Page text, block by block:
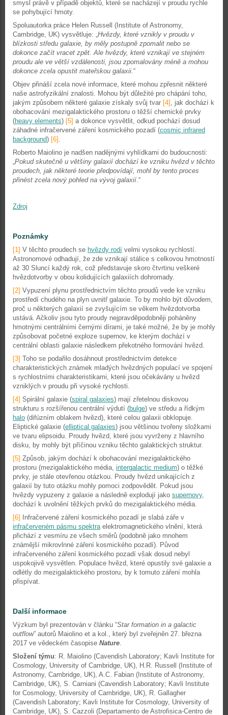
smysl právě v případě objektů, které se nacházejí v proudu rychle
se pohybující hmoty.
Spoluautorka práce Helen Russell (Institute of Astronomy,
Cambridge, UK) vysvětluje: „Hvězdy, které vznikly v proudu v
blízkosti středu galaxie, by měly postupně zpomalit nebo se
dokonce začít vracet zpět. Ale hvězdy, které vznikají ve stejném
proudu ale ve větší vzdálenosti, jsou zpomalovány méně a mohou
dokonce zcela opustit mateřskou galaxii.“
Objev přináší zcela nové informace, které mohou zpřesnit některé
naše astrofyzikální znalosti. Mohou být důležité pro chápání toho,
jakým způsobem některé galaxie získaly svůj tvar [4] , jak dochází k
obohacování mezigalaktického prostoru o těžší chemické prvky
(heavy elements) [5] a dokonce vysvětlit, odkud pochází dosud
záhadné infračervené záření kosmického pozadí (cosmic infrared
background) [6] .
Roberto Maiolino je nadšen nadějnými vyhlídkami do budoucnosti:
„Pokud skutečně u většiny galaxií dochází ke vzniku hvězd v těchto
proudech, jak některé teorie předpovídají, mohl by tento proces
přinést zcela nový pohled na vývoj galaxií.“
Zdroj
Poznámky
[1] V těchto proudech se hvězdy rodí velmi vysokou rychlostí.
Astronomové odhadují, že zde vznikají stálice s celkovou hmotností
až 30 Sluncí každý rok, což představuje skoro čtvrtinu veškeré
hvězdotvorby v obou kolidujících galaxiích dohromady.
[2] Vypuzení plynu prostřednictvím těchto proudů vede ke vzniku
prostředí chudého na plyn uvnitř galaxie. To by mohlo být důvodem,
proč u některých galaxií se zvyšujícím se věkem hvězdotvorba
ustává. Ačkoliv jsou tyto proudy nejpravděpodobněji poháněny
hmotnými centrálními černými dírami, je také možné, že by je mohly
způsobovat početné exploze supernov, ke kterým dochází v
centrální oblasti galaxie následkem překotného formování hvězd.
[3] Toho se podařilo dosáhnout prostřednictvím detekce
charakteristických známek mladých hvězdných populací ve spojení
s rychlostními charakteristikami, které jsou očekávány u hvězd
vzniklých v proudu při vysoké rychlosti.
[4] Spirální galaxie (spiral galaxies) mají zřetelnou diskovou
strukturu s rozšířenou centrální výdutí (bulge) ve středu a řídkým
halo (difúzním oblakem hvězd), které celou galaxii obklopuje.
Eliptické galaxie (elliptical galaxies) jsou většinou tvořeny složkami
ve tvaru elipsoidu. Proudy hvězd, které jsou vyvrženy z hlavního
disku, by mohly být příčinou vzniku těchto galaktických struktur.
[5] Způsob, jakým dochází k obohacování mezigalaktického
prostoru (mezigalaktického média, intergalactic medium) o těžké
prvky, je stále otevřenou otázkou. Proudy hvězd unikajících z
galaxií by tuto otázku mohly pomoci zodpovědět. Pokud jsou
hvězdy vypuzeny z galaxie a následně explodují jako supernovy,
dochází k uvolnění těžkých prvků do mezigalaktického média.
[6]
Infračervené záření kosmického pozadí je slabá záře v
infračerveném pásmu spektraelektromagnetického vlnění, která
přichází z vesmíru ze všech směrů (podobně jako mnohem
známější mikrovlnné záření kosmického pozadí). Původ
infračerveného záření kosmického pozadí však dosud nebyl
uspokojivě vysvětlen. Populace hvězd, které opustily své galaxie a
odlétly do mezigalaktického prostoru, by k tomuto záření mohla
přispívat.
Další informace
Výzkum byl prezentován v článku “Star formation in a galactic
outflow” autorů Maiolino et a kol., který byl zveřejněn 27. března
2017 ve vědeckém časopise Nature.
Složení týmu: R. Maiolino (Cavendish Laboratory; Kavli Institute for
Cosmology, University of Cambridge, UK), H.R. Russell (Institute of
Astronomy, Cambridge, UK), A.C. Fabian (Institute of Astronomy,
Cambridge, UK), S. Carniani (Cavendish Laboratory; Kavli Institute
for Cosmology, University of Cambridge, UK), R. Gallagher
(Cavendish Laboratory; Kavli Institute for Cosmology, University of
Cambridge, UK), S. Cazzoli (Departamento de Astrofisica-Centro de